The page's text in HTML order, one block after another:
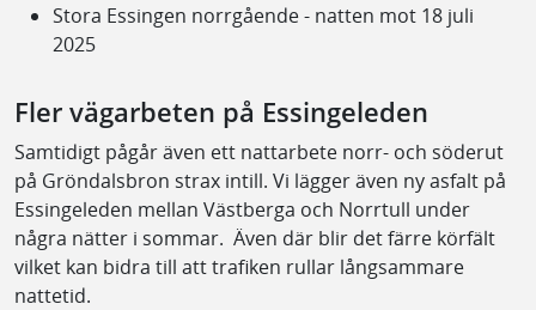
Stora Essingen norrgående - natten mot 18 juli
2025
Fler vägarbeten på Essingeleden
Samtidigt pågår även ett nattarbete norr- och söderut
på Gröndalsbron strax intill. Vi lägger även ny asfalt på
Essingeleden mellan Västberga och Norrtull under
några nätter i sommar. Även där blir det färre körfält
vilket kan bidra till att trafiken rullar långsammare
nattetid.